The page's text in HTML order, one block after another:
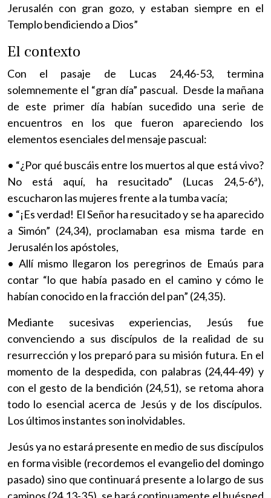
Jerusalén con gran gozo, y estaban siempre en el
Templo bendiciendo a Dios”
El contexto
Con el pasaje de Lucas 24,46-53, termina
solemnemente el “gran día” pascual. Desde la mañana
de este primer día habían sucedido una serie de
encuentros en los que fueron apareciendo los
elementos esenciales del mensaje pascual:
• “¿Por qué buscáis entre los muertos al que está vivo?
No está aquí, ha resucitado” (Lucas 24,5-6ª),
escucharon las mujeres frente a la tumba vacía;
• “¡Es verdad! El Señor ha resucitado y se ha aparecido
a Simón” (24,34), proclamaban esa misma tarde en
Jerusalén los apóstoles,
• Allí mismo llegaron los peregrinos de Emaús para
contar “lo que había pasado en el camino y cómo le
habían conocido en la fracción del pan” (24,35).
Mediante sucesivas experiencias, Jesús fue
convenciendo a sus discípulos de la realidad de su
resurrección y los preparó para su misión futura. En el
momento de la despedida, con palabras (24,44-49) y
con el gesto de la bendición (24,51), se retoma ahora
todo lo esencial acerca de Jesús y de los discípulos.
Los últimos instantes son inolvidables.
Jesús ya no estará presente en medio de sus discípulos
en forma visible (recordemos el evangelio del domingo
pasado) sino que continuará presente a lo largo de sus
caminos (24,13-35), se hará continuamente el huésped